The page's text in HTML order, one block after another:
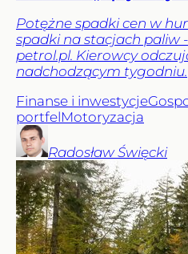
Potężne spadki cen w
spadki na stacjach paliw
petrol.pl. Kierowcy
nadchodzącym tygodniu.
Finanse i inwestycje
portfelMotoryzacja
Radosław Święcki